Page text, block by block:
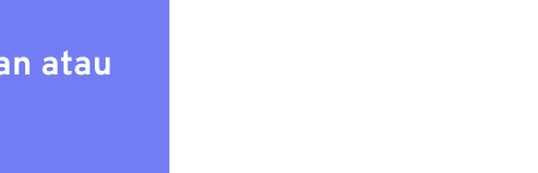
atau